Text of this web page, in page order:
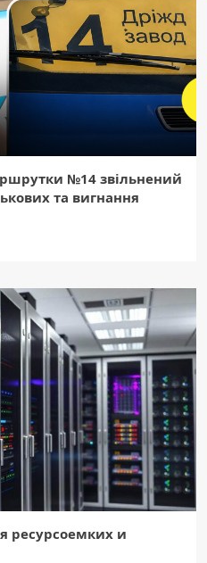
№14 звільнений
та вигнання
ресурсоемких и